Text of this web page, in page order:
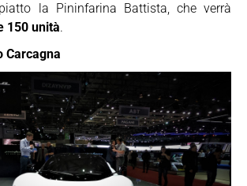
la Pininfarina Battista, che verrà
150 unità.
Carcagna